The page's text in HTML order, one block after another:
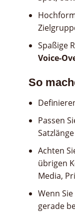
Spaßige
Voice-
So
Passen
Achten
übrigen
Media,
Wenn
gerade